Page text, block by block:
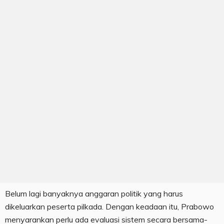
Belum lagi banyaknya anggaran politik yang harus
dikeluarkan peserta pilkada. Dengan keadaan itu, Prabowo
menyarankan perlu ada evaluasi sistem secara bersama-